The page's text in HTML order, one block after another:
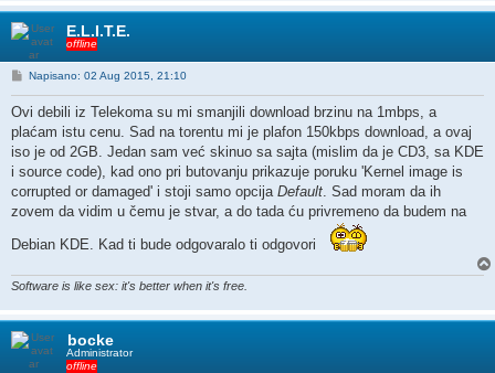
E.L.I.T.E.
offline
P
t
Napisano: 02 Aug 2015, 21:10
Ovi debili iz Telekoma su mi smanjili download brzinu na 1mbps, a
plaćam istu cenu. Sad na torentu mi je plafon 150kbps download, a ovaj
iso je od 2GB. Jedan sam već skinuo sa sajta (mislim da je CD3, sa KDE
i source code), kad ono pri butovanju prikazuje poruku 'Kernel image is
corrupted or damaged' i stoji samo opcija Default. Sad moram da ih
zovem da vidim u čemu je stvar, a do tada ću privremeno da budem na
Debian KDE. Kad ti bude odgovaralo ti odgovori
Software is like sex: it's better when it's free.
bocke
Administrator
offline